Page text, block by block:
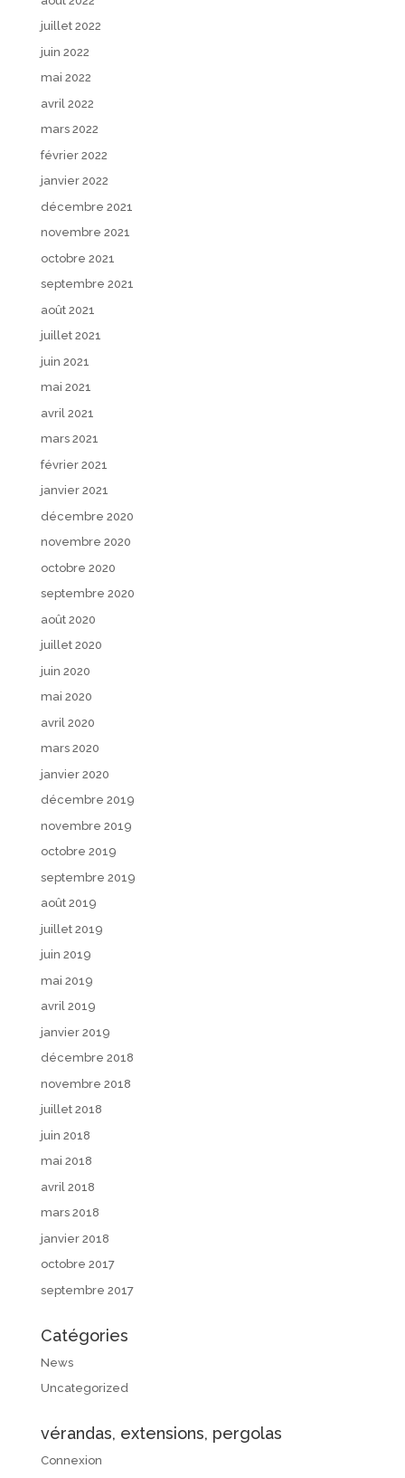
juillet 2022
juin 2022
mai 2022
avril 2022
mars 2022
février 2022
janvier 2022
décembre 2021
novembre 2021
octobre 2021
septembre 2021
août 2021
juillet 2021
juin 2021
mai 2021
avril 2021
mars 2021
février 2021
janvier 2021
décembre 2020
novembre 2020
octobre 2020
septembre 2020
août 2020
juillet 2020
juin 2020
mai 2020
avril 2020
mars 2020
janvier 2020
décembre 2019
novembre 2019
octobre 2019
septembre 2019
août 2019
juillet 2019
juin 2019
mai 2019
avril 2019
janvier 2019
décembre 2018
novembre 2018
juillet 2018
juin 2018
mai 2018
avril 2018
mars 2018
janvier 2018
octobre 2017
septembre 2017
Catégories
News
Uncategorized
vérandas, extensions, pergolas
Connexion